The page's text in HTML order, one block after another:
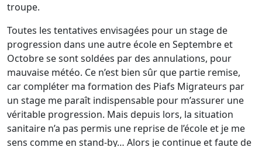
troupe.
Toutes les tentatives envisagées pour un stage de
progression dans une autre école en Septembre et
Octobre se sont soldées par des annulations, pour
mauvaise météo. Ce n’est bien sûr que partie remise,
car compléter ma formation des Piafs Migrateurs par
un stage me paraît indispensable pour m’assurer une
véritable progression. Mais depuis lors, la situation
sanitaire n’a pas permis une reprise de l’école et je me
sens comme en stand-by… Alors je continue et faute de